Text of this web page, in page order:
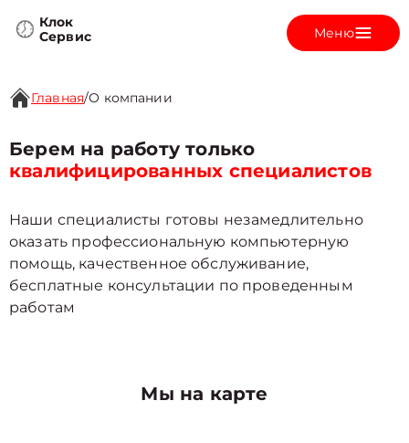
Клок
Сервис
Меню
Главная/О компании
Берем на работу только
квалифицированных специалистов
Наши специалисты готовы незамедлительно
оказать профессиональную компьютерную
помощь, качественное обслуживание,
бесплатные консультации по проведенным
работам
Мы на карте